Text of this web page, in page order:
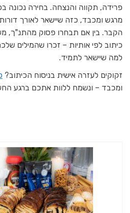
פרידה, תקווה והנצחה. בחירה נכונה
מרגש ומכבד, כזה שיישאר לאורך
הקבר. בין אם תבחרו פסוק מהתנ"ך,
כיתוב לפי אותיות – זכרו שהמילים
למה שיישאר לתמיד.
זקוקים לעזרה אישית בניסוח הכיתוב?
ומכבד – ונשמח ללוות אתכם ברגע